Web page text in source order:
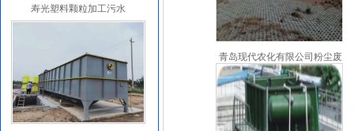
寿光塑料颗粒加工污水
青岛现代农化有限公司粉尘废
气处理工程